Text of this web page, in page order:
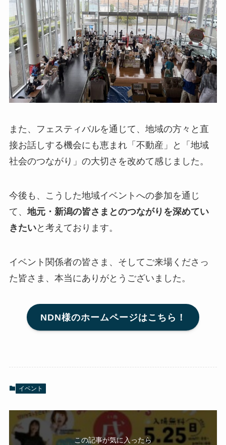
また、フェスティバルを通じて、地域の方々と直
接お話しする機会にも恵まれ「不動産」と「地域
社会のつながり」の大切さを改めて感じました。
今後も、こうした地域イベントへの参加を通じ
て、地元・新潟の皆さまとのつながりを深めてい
きたいと考えております。
イベント関係者の皆さま、そしてご来場くださっ
た皆さま、本当にありがとうございました。
NDN様のホームページはこちら！
イベント
この記事が気に入ったら